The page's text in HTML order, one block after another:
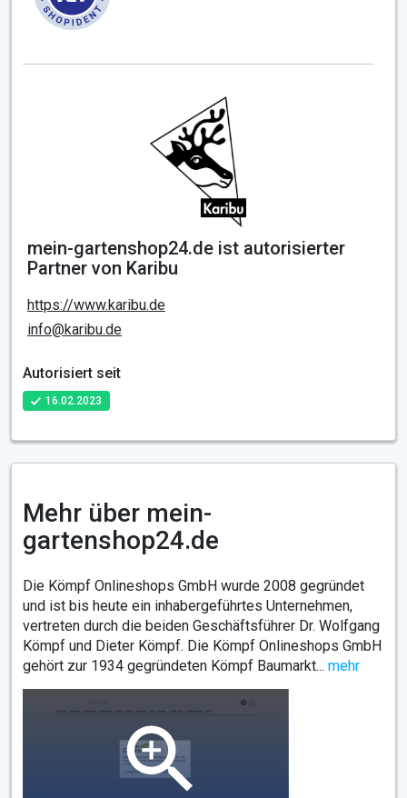
mein-gartenshop24.de ist autorisierter
Partner von Karibu
https://www.karibu.de
info@karibu.de
Autorisiert seit
16.02.2023
Mehr über mein-
gartenshop24.de
Die Kömpf Onlineshops GmbH wurde 2008 gegründet
und ist bis heute ein inhabergeführtes Unternehmen,
vertreten durch die beiden Geschäftsführer Dr. Wolfgang
Kömpf und Dieter Kömpf. Die Kömpf Onlineshops GmbH
gehört zur 1934 gegründeten Kömpf Baumarkt... mehr